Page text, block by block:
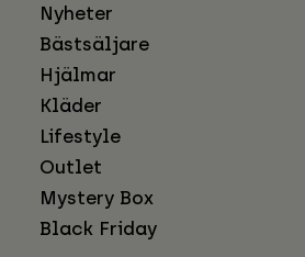
Nyheter
Bästsäljare
Hjälmar
Kläder
Lifestyle
Outlet
Mystery Box
Black Friday